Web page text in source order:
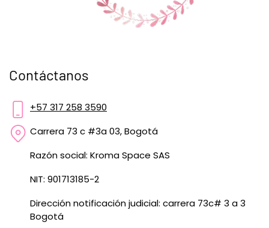
Contáctanos
+57 317 258 3590
Carrera 73 c #3a 03, Bogotá
Razón social: Kroma Space SAS
NIT: 901713185-2
Dirección notificación judicial: carrera 73c# 3 a 3
Bogotá